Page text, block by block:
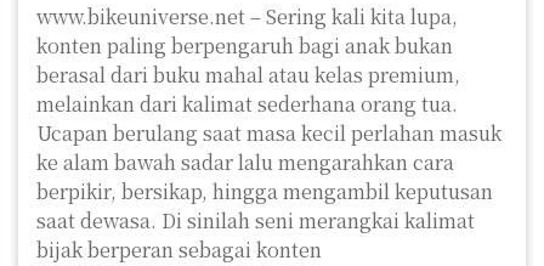
www.bikeuniverse.net – Sering kali kita lupa,
konten paling berpengaruh bagi anak bukan
berasal dari buku mahal atau kelas premium,
melainkan dari kalimat sederhana orang tua.
Ucapan berulang saat masa kecil perlahan masuk
ke alam bawah sadar lalu mengarahkan cara
berpikir, bersikap, hingga mengambil keputusan
saat dewasa. Di sinilah seni merangkai kalimat
bijak berperan sebagai konten